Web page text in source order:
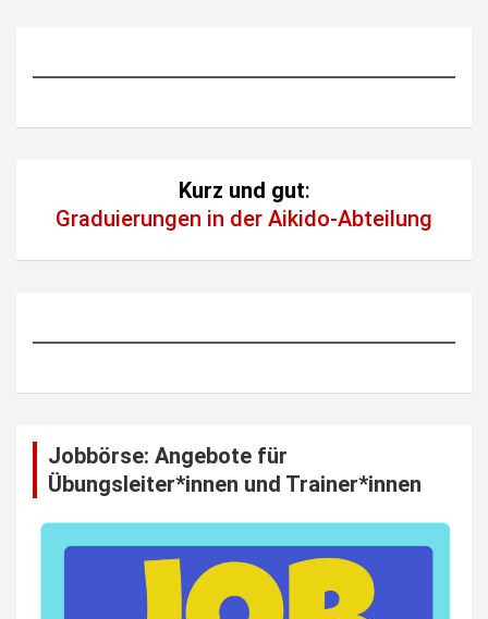
Kurz und gut:
Graduierungen in der Aikido-Abteilung
Jobbörse: Angebote für
Übungsleiter*innen und Trainer*innen